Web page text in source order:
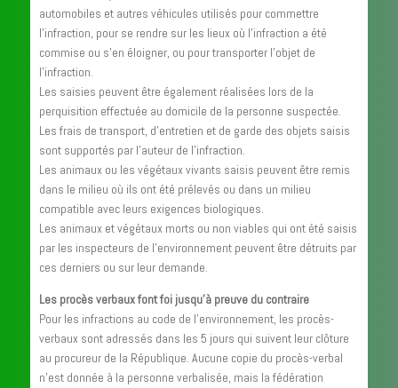
automobiles et autres véhicules utilisés pour commettre
l’infraction, pour se rendre sur les lieux où l’infraction a été
commise ou s’en éloigner, ou pour transporter l’objet de
l’infraction.
Les saisies peuvent être également réalisées lors de la
perquisition effectuée au domicile de la personne suspectée.
Les frais de transport, d’entretien et de garde des objets saisis
sont supportés par l’auteur de l’infraction.
Les animaux ou les végétaux vivants saisis peuvent être remis
dans le milieu où ils ont été prélevés ou dans un milieu
compatible avec leurs exigences biologiques.
Les animaux et végétaux morts ou non viables qui ont été saisis
par les inspecteurs de l’environnement peuvent être détruits par
ces derniers ou sur leur demande.
Les procès verbaux font foi jusqu’à preuve du contraire
Pour les infractions au code de l’environnement, les procès-
verbaux sont adressés dans les 5 jours qui suivent leur clôture
au procureur de la République. Aucune copie du procès-verbal
n’est donnée à la personne verbalisée, mais la fédération